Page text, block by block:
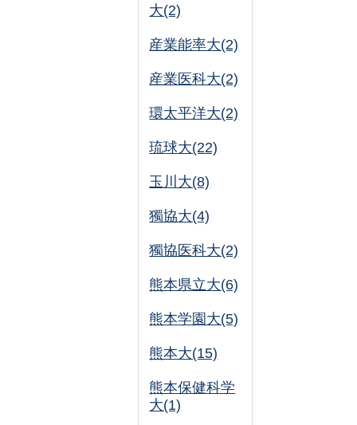
大(2)
産業能率大(2)
産業医科大(2)
環太平洋大(2)
琉球大(22)
玉川大(8)
獨協大(4)
獨協医科大(2)
熊本県立大(6)
熊本学園大(5)
熊本大(15)
熊本保健科学
大(1)